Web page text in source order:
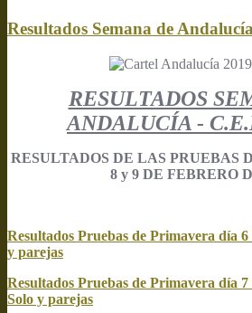
Resultados Semana de
RESULTADOS
ANDALUCÍA -
RESULTADOS DE LAS PRUEBAS
8 y 9 DE FEBRERO
Resultados Pruebas de Primavera día
y parejas
Resultados Pruebas de Primavera día
Solo y parejas